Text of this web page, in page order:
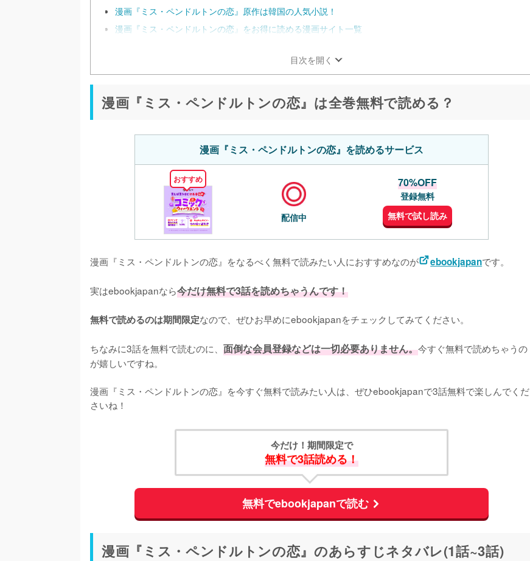
漫画『ミス・ペンドルトンの恋』原作は韓国の人気小説！
漫画『ミス・ペンドルトンの恋』をお得に読める漫画サイト一覧
目次を開く
漫画『ミス・ペンドルトンの恋』は全巻無料で読める？
漫画『ミス・ペンドルトンの恋』を読めるサービス
おすすめ
配信中
70%OFF
登録無料
無料で試し読み
漫画『ミス・ペンドルトンの恋』をなるべく無料で読みたい人におすすめなのが ebookjapanです。
実はebookjapanなら今だけ無料で3話を読めちゃうんです！
無料で読めるのは期間限定なので、ぜひお早めにebookjapanをチェックしてみてください。
ちなみに3話を無料で読むのに、 面倒な会員登録などは一切必要ありません。今すぐ無料で読めちゃうの
が嬉しいですね。
漫画『ミス・ペンドルトンの恋』を今すぐ無料で読みたい人は、ぜひebookjapanで3話無料で楽しんでくだ
さいね！
今だけ！期間限定で
無料で3話読める！
無料でebookjapanで読む
漫画『ミス・ペンドルトンの恋』のあらすじネタバレ(1話~3話)